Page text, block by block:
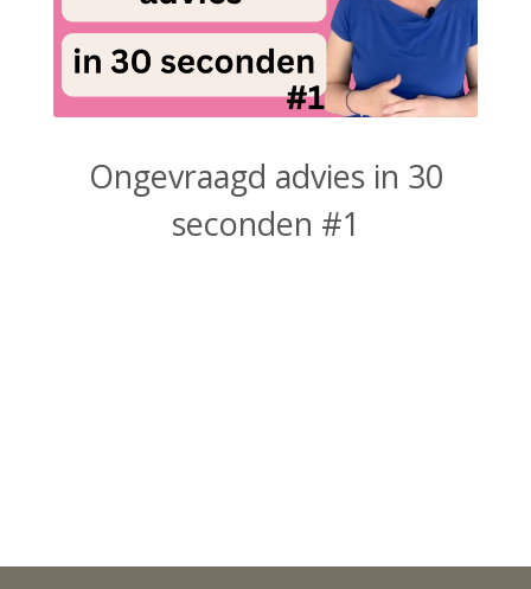
Ongevraagd advies in 30
seconden #1